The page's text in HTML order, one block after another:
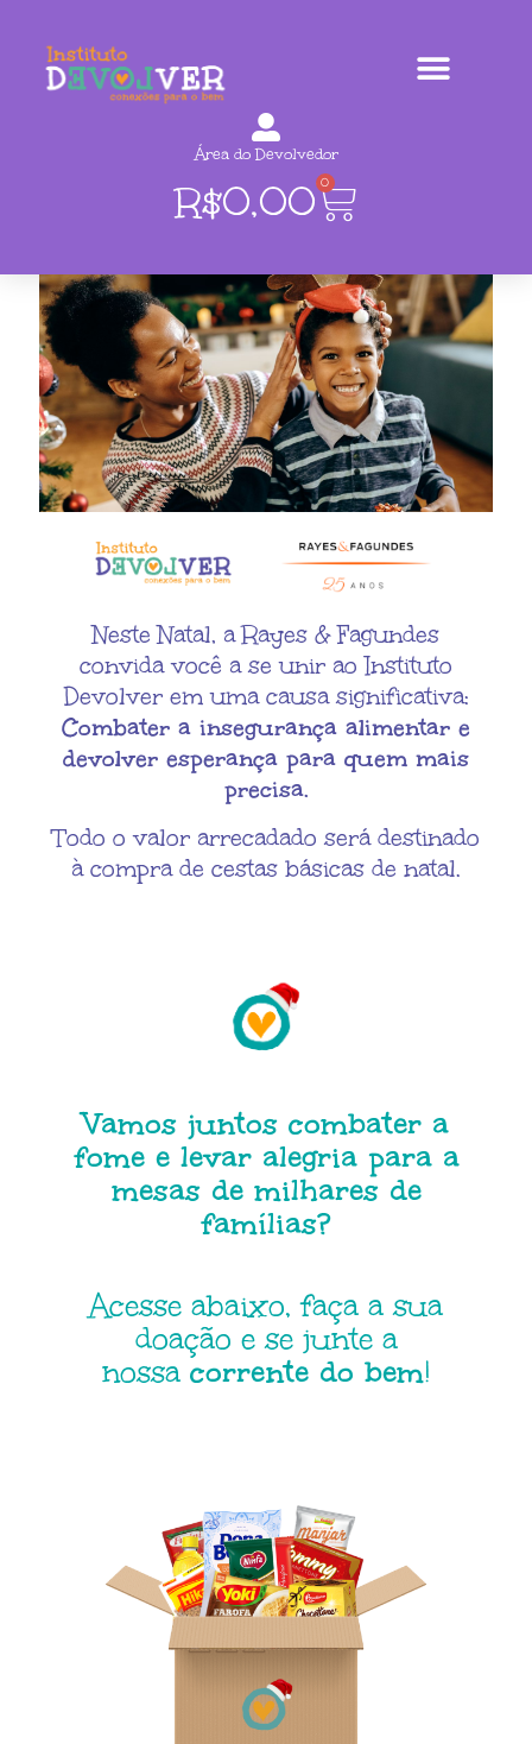
Área do Devolvedor
R$0,00 0
Neste Natal, a Rayes & Fagundes
convida você a se unir ao Instituto
Devolver em uma causa significativa:
Combater a insegurança alimentar e
devolver esperança para quem mais
precisa.
Todo o valor arrecadado será destinado
à compra de cestas básicas de natal.
Vamos juntos combater a
fome e levar alegria para a
mesas de milhares de
famílias?
Acesse abaixo, faça a sua
doação e se junte a
nossa corrente do bem!